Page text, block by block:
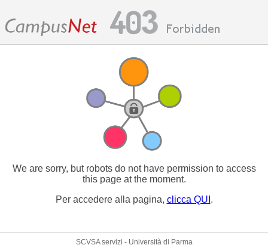
We are sorry, but robots do not have permission to access
this page at the moment.
Per accedere alla pagina, clicca QUI .
SCVSA servizi - Università di Parma